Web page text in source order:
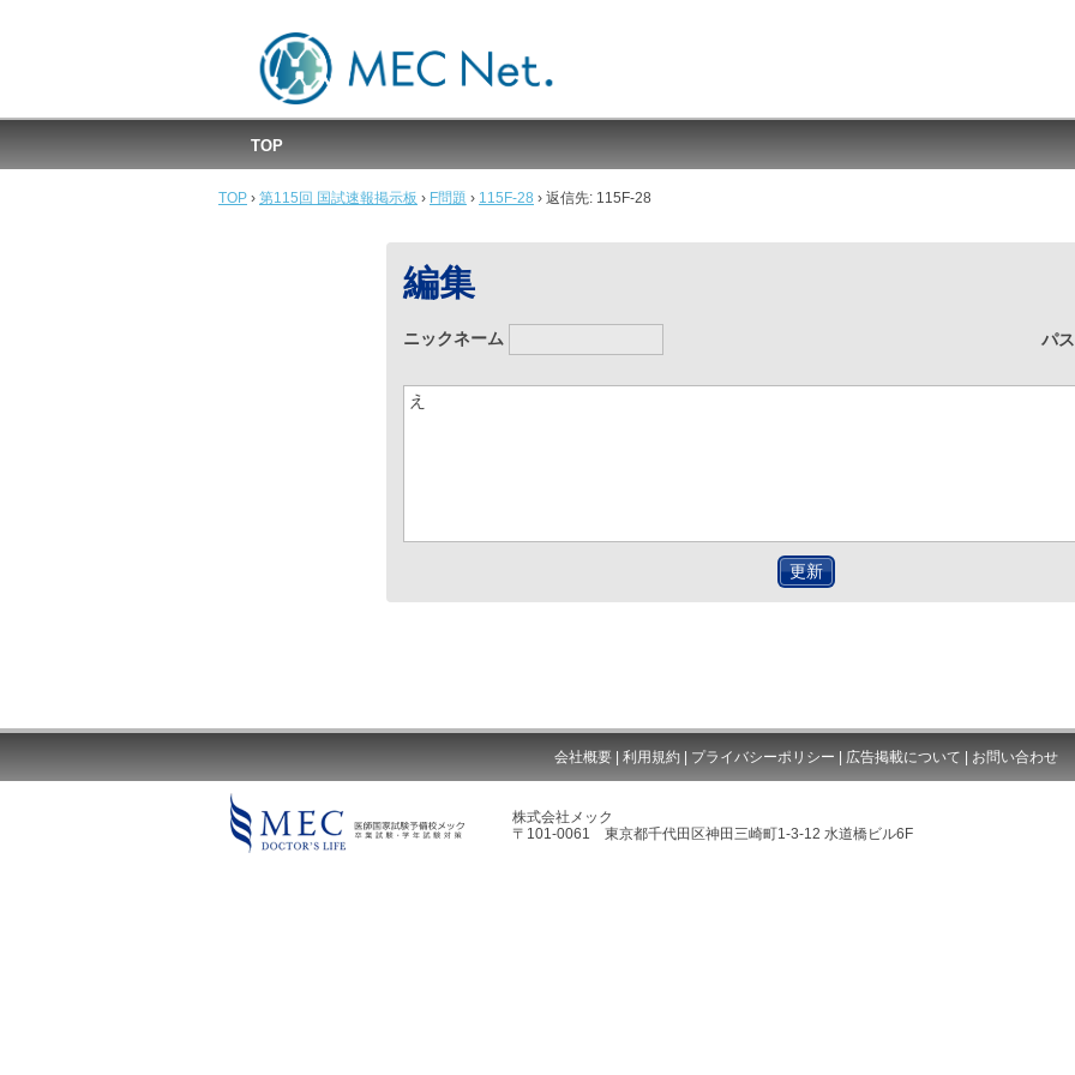
MEC国試速報掲示板
TOP
TOP › 第115回 国試速報掲示板 › F問題 › 115F-28 › 返信先: 115F-28
編集
ニックネーム パ
更新
会社概要 | 利用規約 | プライバシーポリシー | 広告掲載について | お問い合わせ
株式会社メック
〒101-0061 東京都千代田区神田三崎町1-3-12 水道橋ビル6F